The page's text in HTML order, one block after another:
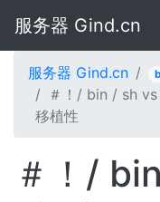
服务器 Gind.cn
服务器 Gind.cn
＃！/ bin / sh
移植性
＃！/